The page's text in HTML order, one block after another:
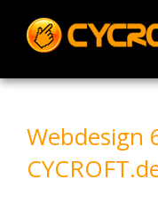
content
Webdesign